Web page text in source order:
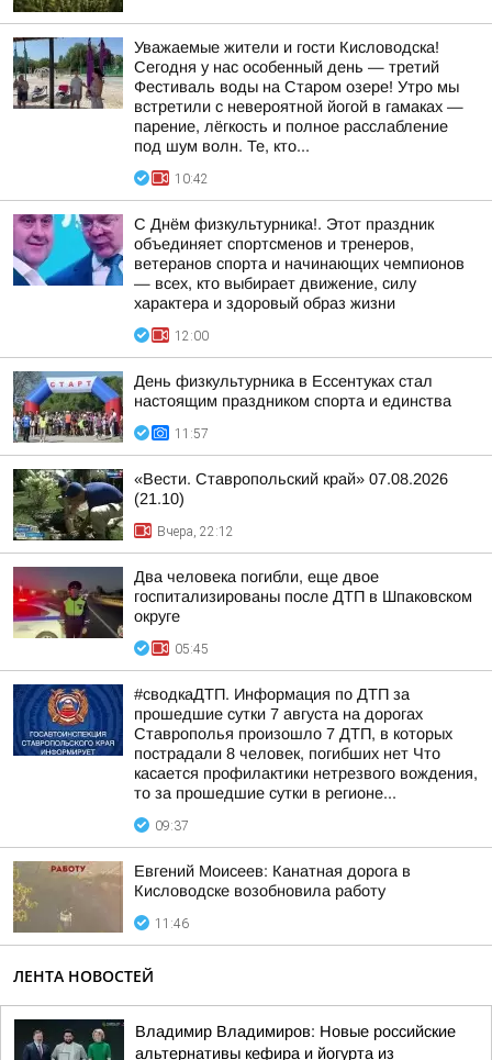
Уважаемые жители и гости Кисловодска!
Сегодня у нас особенный день — третий
Фестиваль воды на Старом озере! Утро мы
встретили с невероятной йогой в гамаках —
парение, лёгкость и полное расслабление
под шум волн. Те, кто...
10:42
С Днём физкультурника!. Этот праздник
объединяет спортсменов и тренеров,
ветеранов спорта и начинающих чемпионов
— всех, кто выбирает движение, силу
характера и здоровый образ жизни
12:00
День физкультурника в Ессентуках стал
настоящим праздником спорта и единства
11:57
«Вести. Ставропольский край» 07.08.2026
(21.10)
Вчера, 22:12
Два человека погибли, еще двое
госпитализированы после ДТП в Шпаковском
округе
05:45
#сводкаДТП. Информация по ДТП за
прошедшие сутки 7 августа на дорогах
Ставрополья произошло 7 ДТП, в которых
пострадали 8 человек, погибших нет Что
касается профилактики нетрезвого вождения,
то за прошедшие сутки в регионе...
09:37
Евгений Моисеев: Канатная дорога в
Кисловодске возобновила работу
11:46
ЛЕНТА НОВОСТЕЙ
Владимир Владимиров: Новые российские
альтернативы кефира и йогурта из